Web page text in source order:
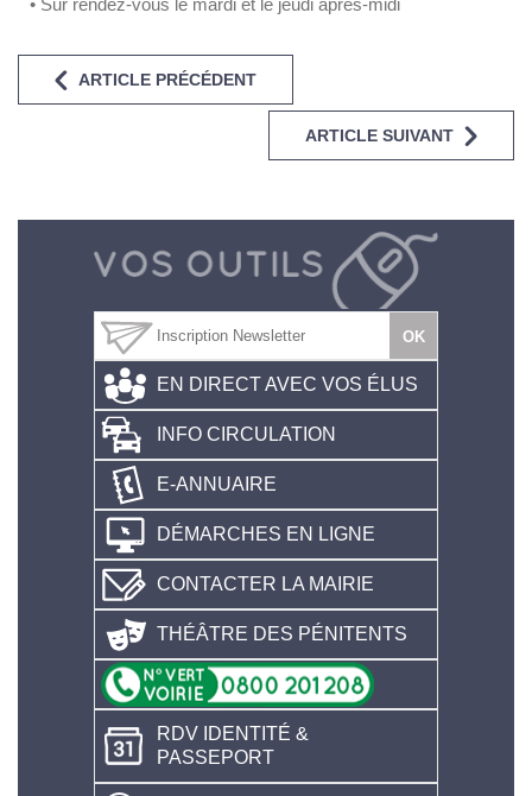
• Sur rendez-vous le mardi et le jeudi après-midi
ARTICLE PRÉCÉDENT
ARTICLE SUIVANT
EN DIRECT AVEC VOS ÉLUS
INFO CIRCULATION
E-ANNUAIRE
DÉMARCHES EN LIGNE
CONTACTER LA MAIRIE
THÉÂTRE DES PÉNITENTS
RDV IDENTITÉ &
PASSEPORT